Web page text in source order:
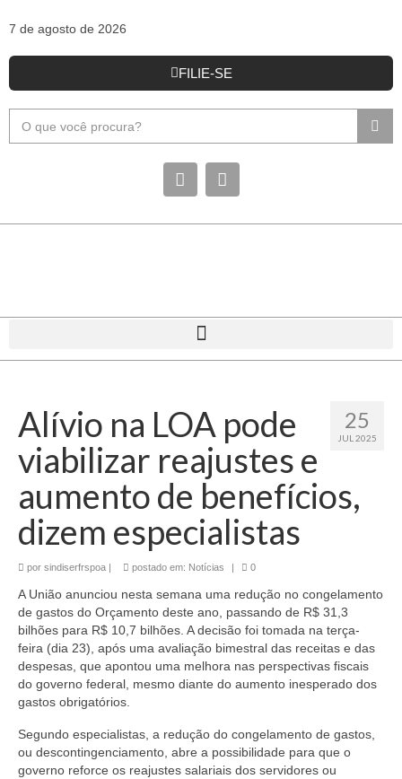
7 de agosto de 2026
FILIE-SE
25
JUL 2025
Alívio na LOA pode
viabilizar reajustes e
aumento de benefícios,
dizem especialistas
por sindiserfrspoa | postado em: Notícias | 0
A União anunciou nesta semana uma redução no congelamento
de gastos do Orçamento deste ano, passando de R$ 31,3
bilhões para R$ 10,7 bilhões. A decisão foi tomada na terça-
feira (dia 23), após uma avaliação bimestral das receitas e das
despesas, que apontou uma melhora nas perspectivas fiscais
do governo federal, mesmo diante do aumento inesperado dos
gastos obrigatórios.
Segundo especialistas, a redução do congelamento de gastos,
ou descontingenciamento, abre a possibilidade para que o
governo reforce os reajustes salariais dos servidores ou